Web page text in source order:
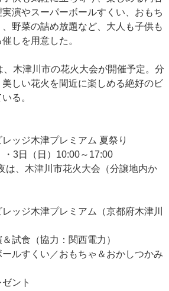
演やスーパーボールすくい、おもち
野菜の詰め放題など、大人も子供も
しを用意した。
木津川市の花火大会が開催予定。分
しい花火を間近に楽しめる絶好のビ
る。
レッジ木津プレミアム 夏祭り
・3日（日）10:00～17:00
津川市花火大会（分譲地内か
ッジ木津プレミアム（京都府木津川
試食（協力：関西電力）
くい／おもちゃ＆おかしつかみ
ント